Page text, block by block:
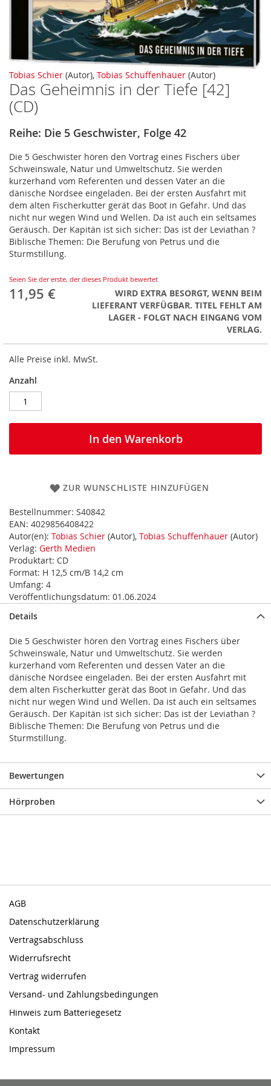
Tobias Schier (Autor), Tobias Schuffenhauer (Autor)
Das Geheimnis in der Tiefe [42]
(CD)
Reihe: Die 5 Geschwister, Folge 42
Die 5 Geschwister hören den Vortrag eines Fischers über
Schweinswale, Natur und Umweltschutz. Sie werden
kurzerhand vom Referenten und dessen Vater an die
dänische Nordsee eingeladen. Bei der ersten Ausfahrt mit
dem alten Fischerkutter gerät das Boot in Gefahr. Und das
nicht nur wegen Wind und Wellen. Da ist auch ein seltsames
Geräusch. Der Kapitän ist sich sicher: Das ist der Leviathan ?
Biblische Themen: Die Berufung von Petrus und die
Sturmstillung.
Seien Sie der erste, der dieses Produkt bewertet
11,95 €
WIRD EXTRA BESORGT, WENN BEIM
LIEFERANT VERFÜGBAR. TITEL FEHLT AM
LAGER - FOLGT NACH EINGANG VOM
VERLAG.
Alle Preise inkl. MwSt.
Anzahl
In den Warenkorb
ZUR WUNSCHLISTE HINZUFÜGEN
Bestellnummer: S40842
EAN: 4029856408422
Autor(en): Tobias Schier (Autor), Tobias Schuffenhauer (Autor)
Verlag: Gerth Medien
Produktart: CD
Format: H 12,5 cm/B 14,2 cm
Umfang: 4
Veröffentlichungsdatum: 01.06.2024
Zum
Anfang
der
Bildergalerie
Details
Die 5 Geschwister hören den Vortrag eines Fischers über
Schweinswale, Natur und Umweltschutz. Sie werden
kurzerhand vom Referenten und dessen Vater an die
dänische Nordsee eingeladen. Bei der ersten Ausfahrt mit
dem alten Fischerkutter gerät das Boot in Gefahr. Und das
nicht nur wegen Wind und Wellen. Da ist auch ein seltsames
Geräusch. Der Kapitän ist sich sicher: Das ist der Leviathan ?
Biblische Themen: Die Berufung von Petrus und die
Sturmstillung.
Bewertungen
Hörproben
AGB
Datenschutzerklärung
Vertragsabschluss
Widerrufsrecht
Vertrag widerrufen
Versand- und Zahlungsbedingungen
Hinweis zum Batteriegesetz
Kontakt
Impressum